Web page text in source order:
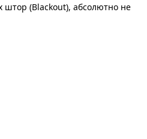
штор (Blackout), абсолютно не